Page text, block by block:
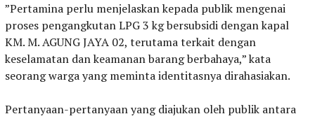
‎”Pertamina perlu menjelaskan kepada publik mengenai
proses pengangkutan LPG 3 kg bersubsidi dengan kapal
KM. M. AGUNG JAYA 02, terutama terkait dengan
keselamatan dan keamanan barang berbahaya,” kata
seorang warga yang meminta identitasnya dirahasiakan.
‎Pertanyaan-pertanyaan yang diajukan oleh publik antara